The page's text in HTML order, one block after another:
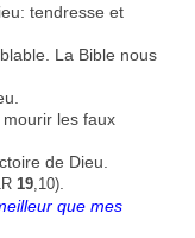
tendresse et
La Bible nous
mourir les faux
de Dieu.
19 ,10)
que mes